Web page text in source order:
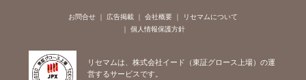
お問合せ 広告掲載 会社概要
リセマムについて
個人情報保護方針
リセマムは、株式会社イード（東証グロース上場）の運
営するサービスです。